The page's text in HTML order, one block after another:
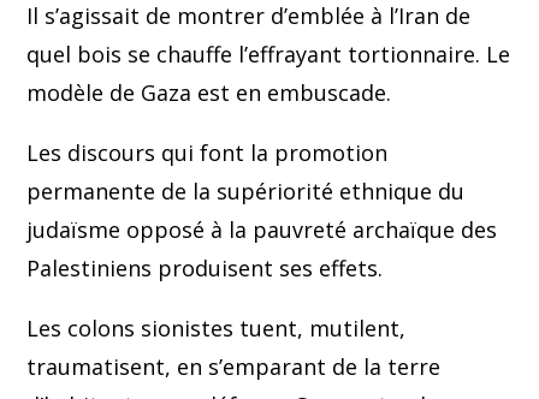
Il s’agissait de montrer d’emblée à l’Iran de
quel bois se chauffe l’effrayant tortionnaire. Le
modèle de Gaza est en embuscade.
Les discours qui font la promotion
permanente de la supériorité ethnique du
judaïsme opposé à la pauvreté archaïque des
Palestiniens produisent ses effets.
Les colons sionistes tuent, mutilent,
traumatisent, en s’emparant de la terre